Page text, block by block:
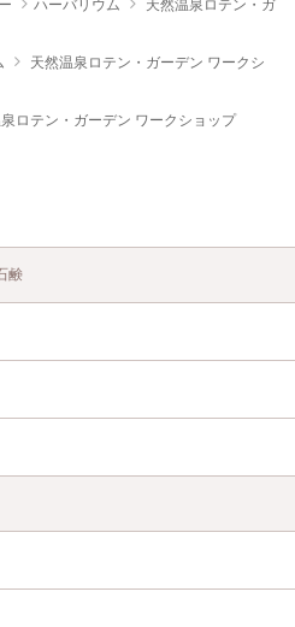
ハーバリウム
天然温泉ロテン・ガ
天然温泉ロテン・ガーデン ワークシ
ロテン・ガーデン ワークショップ
鹸